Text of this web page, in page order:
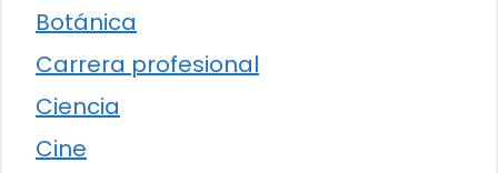
Botánica
Carrera profesional
Ciencia
Cine